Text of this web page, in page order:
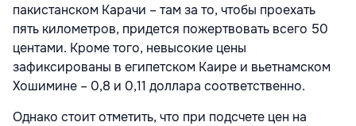
пакистанском Карачи – там за то, чтобы проехать
пять километров, придется пожертвовать всего 50
центами. Кроме того, невысокие цены
зафиксированы в египетском Каире и вьетнамском
Хошимине – 0,8 и 0,11 доллара соответственно.
Однако стоит отметить, что при подсчете цен на